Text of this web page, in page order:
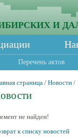
И
Перечень актов
страница / Новости /
не найден!
к списку новостей